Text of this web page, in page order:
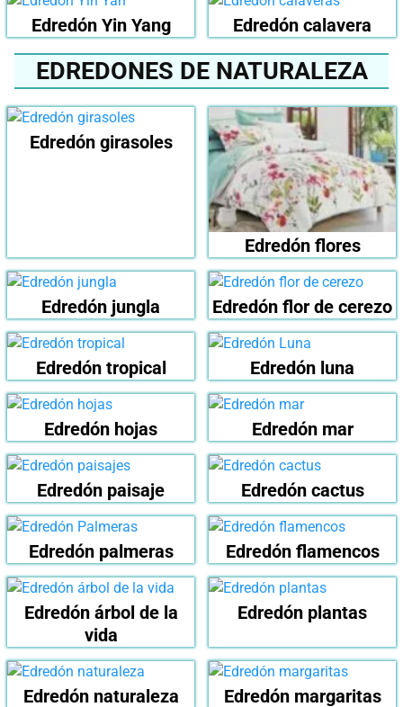
Edredón Yin Yang Edredón calavera
EDREDONES DE NATURALEZA
Edredón girasoles
Edredón flores
Edredón jungla Edredón flor de cerezo
Edredón tropical Edredón luna
Edredón hojas Edredón mar
Edredón paisaje Edredón cactus
Edredón palmeras Edredón flamencos
Edredón árbol de la
vida
Edredón plantas
Edredón naturaleza Edredón margaritas